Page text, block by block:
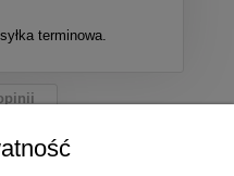
terminowa.